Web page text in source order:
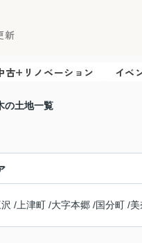
新
古+リノベーション イベ
の土地一覧
/ 上津町 /大字本郷 /国分町 /